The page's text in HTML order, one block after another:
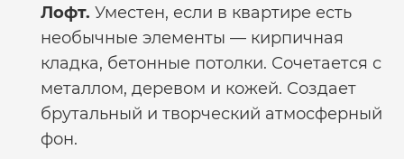
Лофт. Уместен, если в квартире есть
необычные элементы — кирпичная
кладка, бетонные потолки. Сочетается с
металлом, деревом и кожей. Создает
брутальный и творческий атмосферный
фон.